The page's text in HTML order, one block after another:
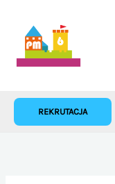
treści
REKRUTACJA